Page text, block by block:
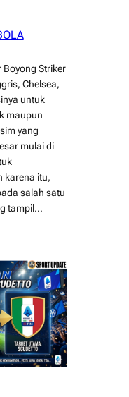
Boyong Striker
Chelsea,
untuk
maupun
yang
mulai di
karena itu,
salah satu
tampil…